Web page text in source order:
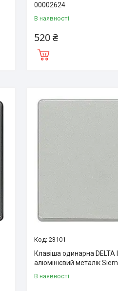
00002624
В наявності
520 ₴
23101
Клавіша одинарна DELTA
алюмінієвий металік
В наявності